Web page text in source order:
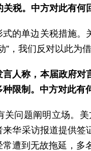
税。中方对此有何
的单边关税措施
”，我们反对以此为
人称，本届政府
限制。中方对此有
关问题阐明立场。
华采访报道提供
遭到无故拖延，